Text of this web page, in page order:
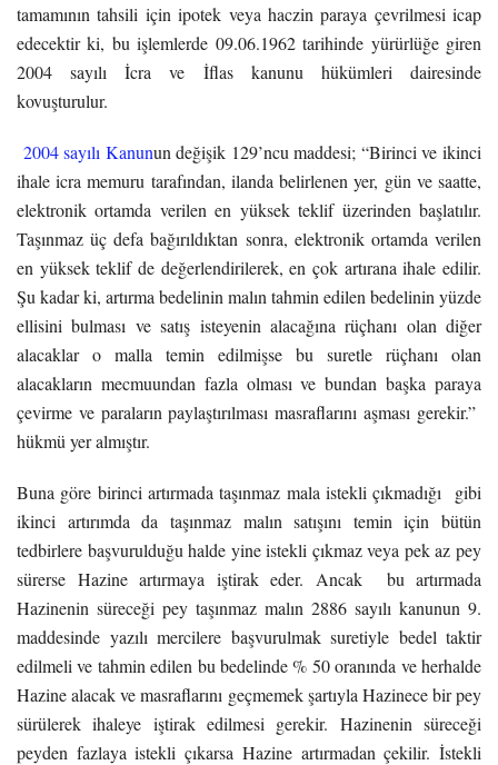
tamamının tahsili için ipotek veya haczin paraya çevrilmesi icap
edecektir ki, bu işlemlerde 09.06.1962 tarihinde yürürlüğe giren
2004 sayılı İcra ve İflas kanunu hükümleri dairesinde
kovuşturulur.
2004 sayılı Kanunun değişik 129’ncu maddesi; “Birinci ve ikinci
ihale icra memuru tarafından, ilanda belirlenen yer, gün ve saatte,
elektronik ortamda verilen en yüksek teklif üzerinden başlatılır.
Taşınmaz üç defa bağırıldıktan sonra, elektronik ortamda verilen
en yüksek teklif de değerlendirilerek, en çok artırana ihale edilir.
Şu kadar ki, artırma bedelinin malın tahmin edilen bedelinin yüzde
ellisini bulması ve satış isteyenin alacağına rüçhanı olan diğer
alacaklar o malla temin edilmişse bu suretle rüçhanı olan
alacakların mecmuundan fazla olması ve bundan başka paraya
çevirme ve paraların paylaştırılması masraflarını aşması gerekir.”
hükmü yer almıştır.
Buna göre birinci artırmada taşınmaz mala istekli çıkmadığı gibi
ikinci artırımda da taşınmaz malın satışını temin için bütün
tedbirlere başvurulduğu halde yine istekli çıkmaz veya pek az pey
sürerse Hazine artırmaya iştirak eder. Ancak bu artırmada
Hazinenin süreceği pey taşınmaz malın 2886 sayılı kanunun 9.
maddesinde yazılı mercilere başvurulmak suretiyle bedel taktir
edilmeli ve tahmin edilen bu bedelinde % 50 oranında ve herhalde
Hazine alacak ve masraflarını geçmemek şartıyla Hazinece bir pey
sürülerek ihaleye iştirak edilmesi gerekir. Hazinenin süreceği
peyden fazlaya istekli çıkarsa Hazine artırmadan çekilir. İstekli